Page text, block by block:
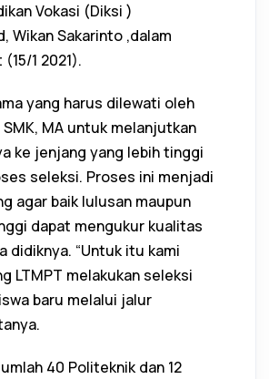
Vokasi (Diksi )
Wikan Sakarinto ,dalam
1 2021).
yang harus dilewati oleh
SMK, MA untuk melanjutkan
ke jenjang yang lebih tinggi
seleksi. Proses ini menjadi
agar baik lulusan maupun
dapat mengukur kualitas
didiknya. “Untuk itu kami
LTMPT melakukan seleksi
baru melalui jalur
40 Politeknik dan 12